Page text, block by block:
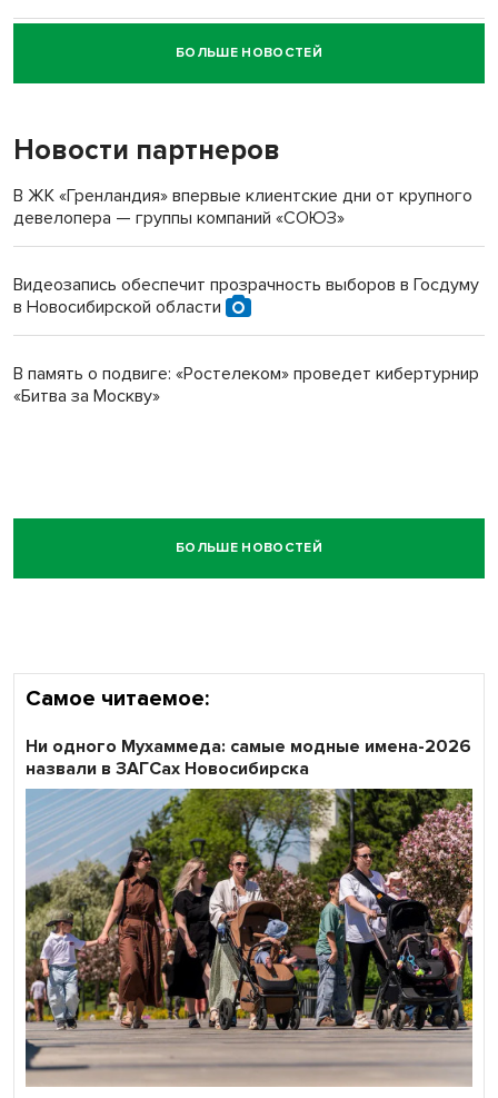
Новосибирский суд наказал водителя за смерть
пенсионерки на вокзале
БОЛЬШЕ НОВОСТЕЙ
Новости партнеров
В ЖК «Гренландия» впервые клиентские дни от крупного
девелопера — группы компаний «СОЮЗ»
Видеозапись обеспечит прозрачность выборов в Госдуму
в Новосибирской области
В память о подвиге: «Ростелеком» проведет кибертурнир
«Битва за Москву»
БОЛЬШЕ НОВОСТЕЙ
Самое читаемое:
Ни одного Мухаммеда: самые модные имена-2026
назвали в ЗАГСах Новосибирска